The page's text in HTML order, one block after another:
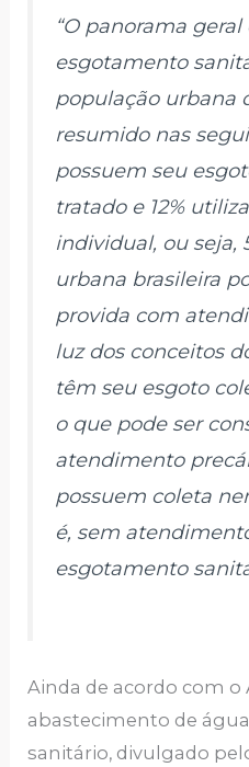
“O panorama
esgotamento
população urbana
resumido nas
possuem seu
tratado e 12%
individual, ou seja,
urbana brasileira
provida com
luz dos conceitos
têm seu esgoto
o que pode ser
atendimento
possuem coleta
é, sem
esgotamento
Ainda de acordo com
abastecimento de
sanitário, divulgado